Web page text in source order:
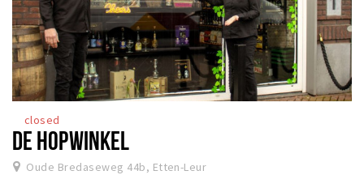
closed
DE HOPWINKEL
Oude Bredaseweg 44b, Etten-Leur